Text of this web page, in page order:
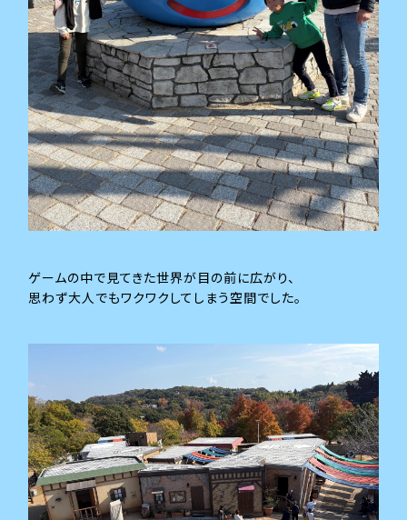
ゲームの中で見てきた世界が目の前に広がり、
思わず大人でもワクワクしてしまう空間でした。